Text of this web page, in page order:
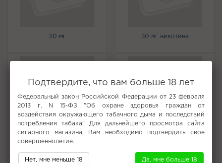
20 мг 30 мг никотина
5 мг никотина
Подтвердите, что вам больше 18 лет
Федеральный закон Российской Федерации от 23 февраля
2013 г. N 15-ФЗ "Об охране здоровья граждан от
воздействия окружающего табачного дыма и последствий
потребления табака" Для дальнейшего просмотра сайта
сигарного магазина, Вам необходимо подтвердить свое
совершеннолетие.
Нет, мне меньше 18 Да, мне больше 18